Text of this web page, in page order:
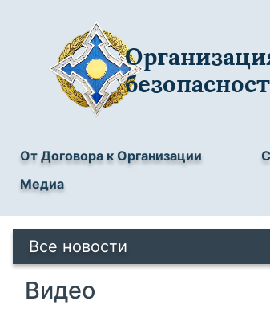
От Договора к Организации
Медиа
Все новости
Видео